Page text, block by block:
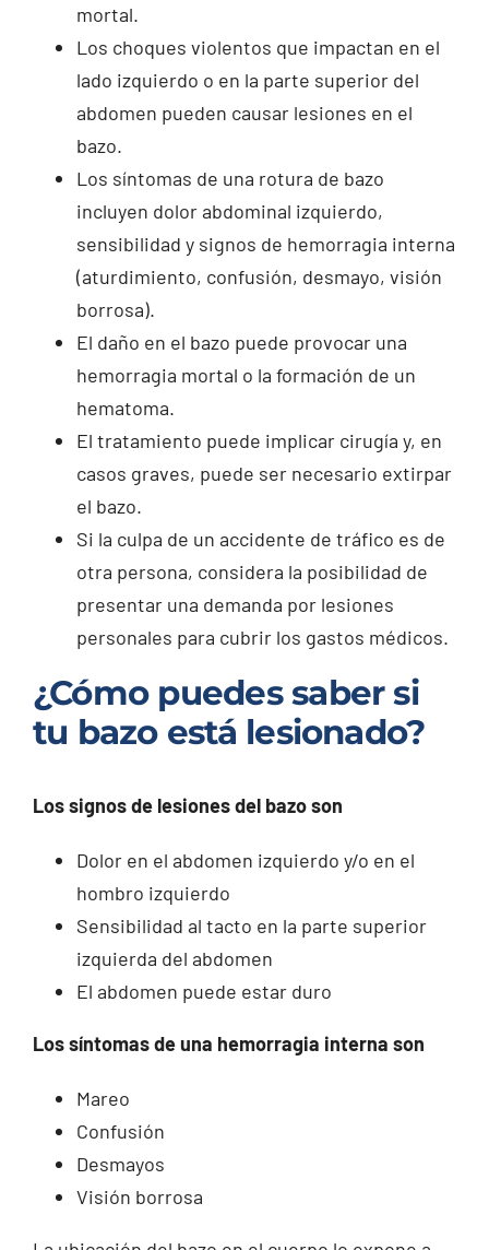
mortal.
Los choques violentos que impactan en el
lado izquierdo o en la parte superior del
abdomen pueden causar lesiones en el
bazo.
Los síntomas de una rotura de bazo
incluyen dolor abdominal izquierdo,
sensibilidad y signos de hemorragia interna
(aturdimiento, confusión, desmayo, visión
borrosa).
El daño en el bazo puede provocar una
hemorragia mortal o la formación de un
hematoma.
El tratamiento puede implicar cirugía y, en
casos graves, puede ser necesario extirpar
el bazo.
Si la culpa de un accidente de tráfico es de
otra persona, considera la posibilidad de
presentar una demanda por lesiones
personales para cubrir los gastos médicos.
¿Cómo puedes saber si
tu bazo está lesionado?
Los signos de lesiones del bazo son
Dolor en el abdomen izquierdo y/o en el
hombro izquierdo
Sensibilidad al tacto en la parte superior
izquierda del abdomen
El abdomen puede estar duro
Los síntomas de una hemorragia interna son
Mareo
Confusión
Desmayos
Visión borrosa